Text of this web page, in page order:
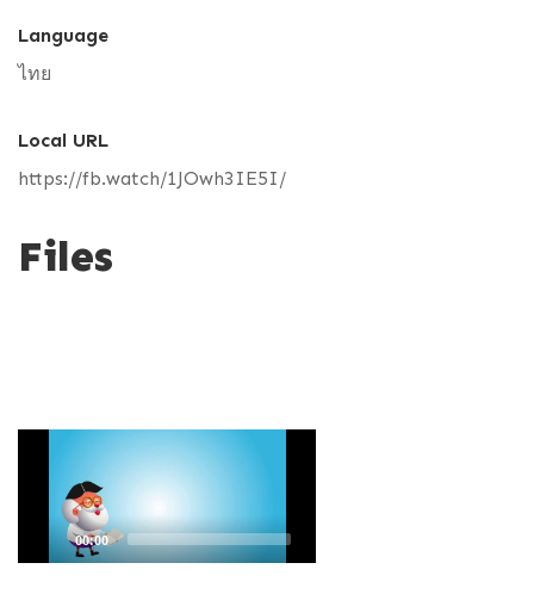
Language
ไทย
Local URL
https://fb.watch/1JOwh3IE5I/
Files
y
00:00